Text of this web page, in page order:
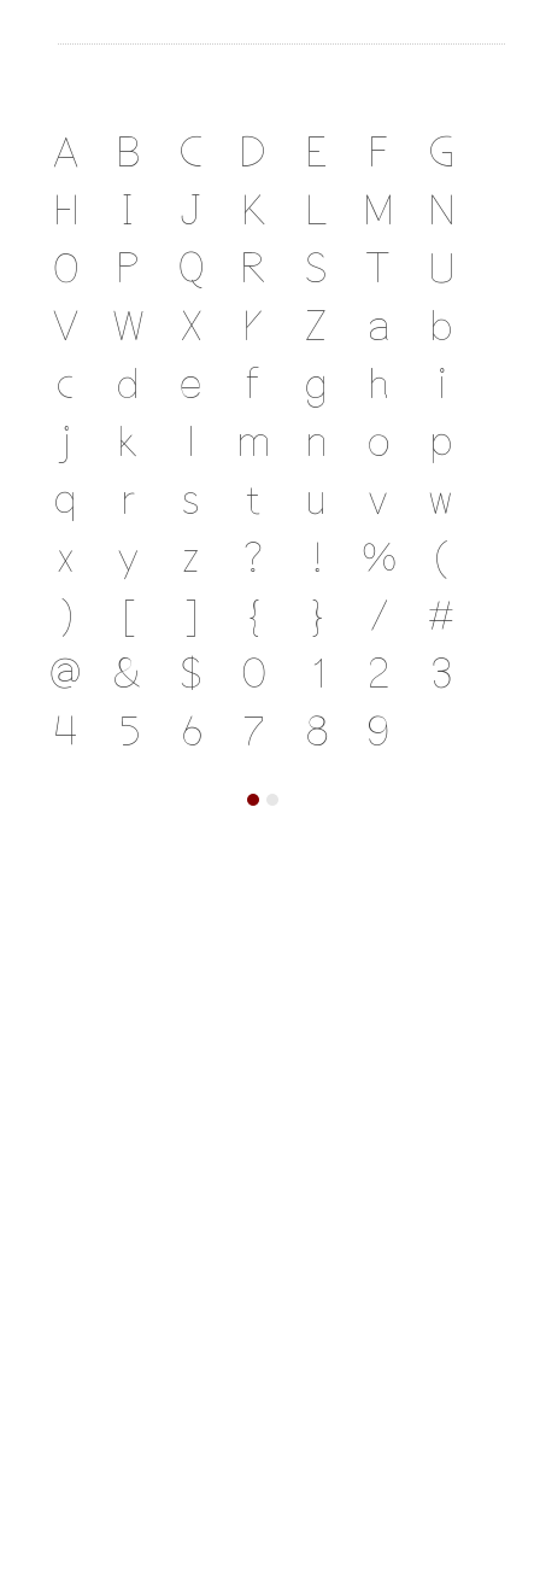
A B C D E F
G
H
J K M
N
O
P Q R S
U
V
W X Y Z a
b
c
d e f g h
i
j
k m n o
p
q
r s t u v
w
x
y z ? ! %
(
)
{ } /
#
@
& $ 0 1 2
3
4
5 6 7 8 9